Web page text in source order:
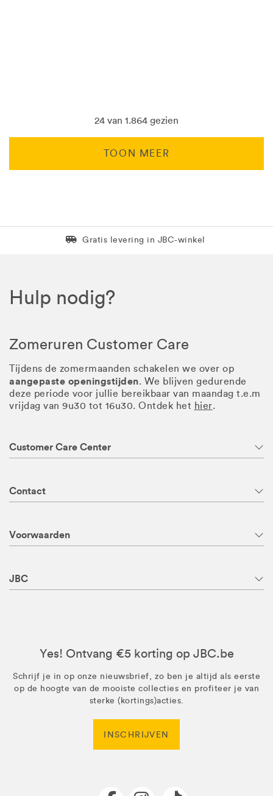
24 van 1.864 gezien
TOON MEER
Levering in 1 pakket
Gratis levering in JBC-winkel
Hulp nodig?
Zomeruren Customer Care
Tijdens de zomermaanden schakelen we over op
aangepaste openingstijden. We blijven gedurende
deze periode voor jullie bereikbaar van maandag t.e.m
vrijdag van 9u30 tot 16u30. Ontdek het hier.
Customer Care Center
Contact
Voorwaarden
JBC
Yes! Ontvang €5 korting op JBC.be
Schrijf je in op onze nieuwsbrief, zo ben je altijd als eerste
op de hoogte van de mooiste collecties en profiteer je van
sterke (kortings)acties.
INSCHRIJVEN